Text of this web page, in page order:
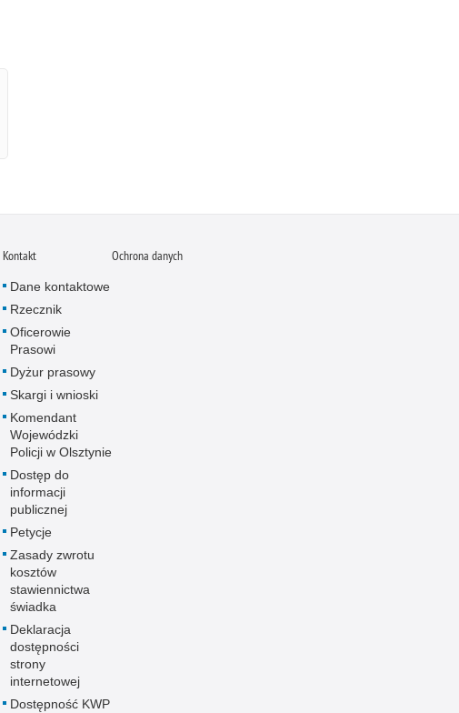
Kontakt
Dane kontaktowe
Rzecznik
Oficerowie
Prasowi
Dyżur prasowy
Skargi i wnioski
Komendant
Wojewódzki
Policji w Olsztynie
Dostęp do
informacji
publicznej
Petycje
Zasady zwrotu
kosztów
stawiennictwa
świadka
Deklaracja
dostępności
strony
internetowej
Dostępność KWP
Ochrona danych